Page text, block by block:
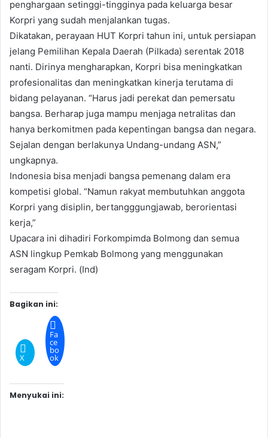
penghargaan setinggi-tingginya pada keluarga besar
Korpri yang sudah menjalankan tugas.
Dikatakan, perayaan HUT Korpri tahun ini, untuk persiapan
jelang Pemilihan Kepala Daerah (Pilkada) serentak 2018
nanti. Dirinya mengharapkan, Korpri bisa meningkatkan
profesionalitas dan meningkatkan kinerja terutama di
bidang pelayanan. “Harus jadi perekat dan pemersatu
bangsa. Berharap juga mampu menjaga netralitas dan
hanya berkomitmen pada kepentingan bangsa dan negara.
Sejalan dengan berlakunya Undang-undang ASN,”
ungkapnya.
Indonesia bisa menjadi bangsa pemenang dalam era
kompetisi global. “Namun rakyat membutuhkan anggota
Korpri yang disiplin, bertangggungjawab, berorientasi
kerja,”
Upacara ini dihadiri Forkompimda Bolmong dan semua
ASN lingkup Pemkab Bolmong yang menggunakan
seragam Korpri. (Ind)
Bagikan ini:
X
Fa
ce
bo
ok
Menyukai ini: